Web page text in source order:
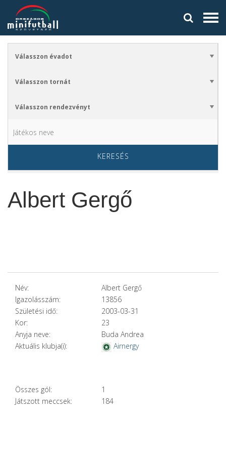
KERESÉS
Albert Gergő
Név:
Albert Gergő
Igazolásszám:
13856
Születési idő:
2003-03-31
Kor:
23
Anyja neve:
Buda Andrea
Aktuális klubja(i):
Airnergy
Összes gól:
1
Játszott meccsek:
184